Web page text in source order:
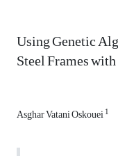
Using Genetic
Steel Frames
Asghar Vatani Oskouei1